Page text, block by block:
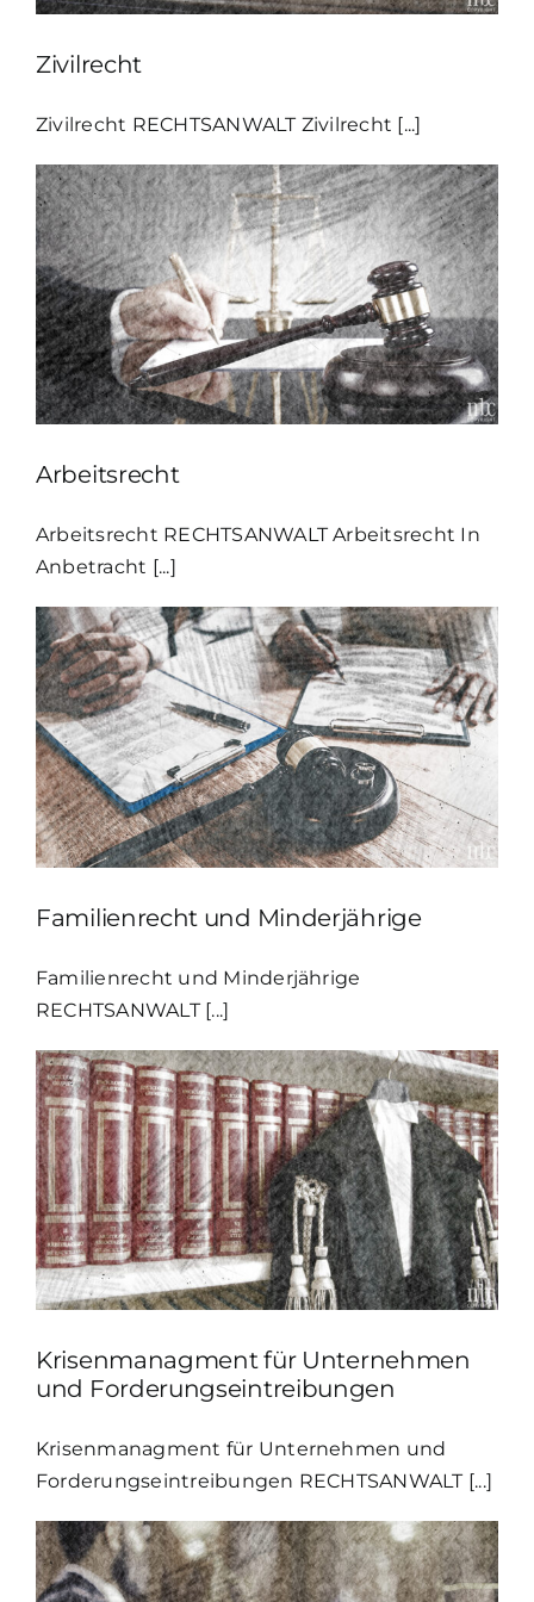
Zivilrecht
Zivilrecht RECHTSANWALT Zivilrecht [...]
Arbeitsrecht
Arbeitsrecht RECHTSANWALT Arbeitsrecht In
Anbetracht [...]
Familienrecht und Minderjährige
Familienrecht und Minderjährige
RECHTSANWALT [...]
Krisenmanagment für Unternehmen
und Forderungseintreibungen
Krisenmanagment für Unternehmen und
Forderungseintreibungen RECHTSANWALT [...]